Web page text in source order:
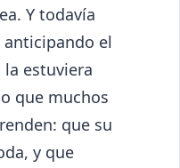
Y todavía
anticipando el
estuviera
que muchos
que su
y que